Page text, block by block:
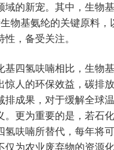
域的新宠。其中，生物
物基氨纶的关键原料
，备受关注。
基四氢呋喃相比，生物
惊人的环保效益，碳排放
排成果，对于缓解全球
。更为重要的是，若石
氢呋喃所替代，每年将
仅为农业废弃物的资源